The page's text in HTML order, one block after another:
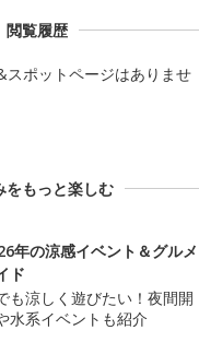
閲覧履歴
スポットページはありませ
をもっと楽しむ
年の涼感イベント＆グルメ
ド
も涼しく遊びたい！夜間開
水系イベントも紹介